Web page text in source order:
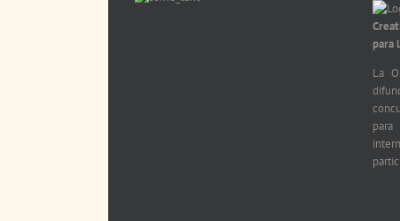
para
La